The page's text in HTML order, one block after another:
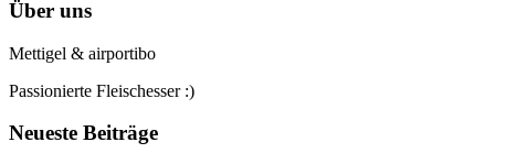
Über uns
Mettigel & airportibo
Passionierte Fleischesser :)
Neueste Beiträge